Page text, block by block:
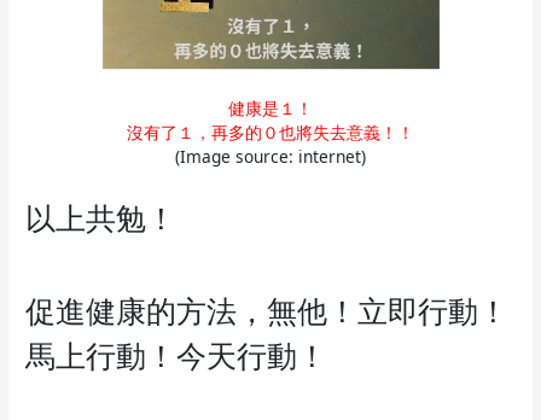
健康是１！
沒有了１，再多的０也將失去意義！！
(Image source: internet)
以上共勉！
促進健康的方法，無他！立即行動！
馬上行動！今天行動！